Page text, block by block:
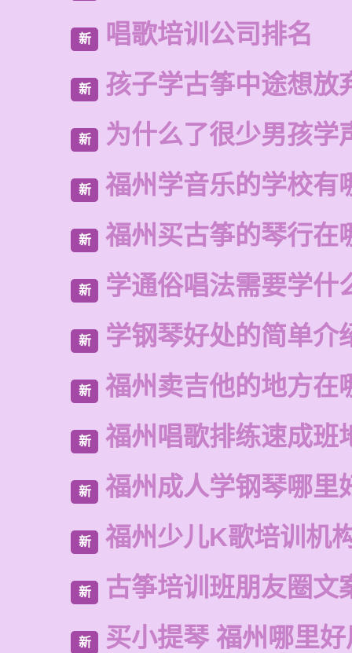
新 唱歌培训公司排名
新 孩子学古筝中途想放
新 为什么了很少男孩学
新 福州学音乐的学校有
新 福州买古筝的琴行在
新 学通俗唱法需要学什
新 学钢琴好处的简单介
新 福州卖吉他的地方在
新 福州唱歌排练速成班
新 福州成人学钢琴哪里
新 福州少儿K歌培训机
新 古筝培训班朋友圈文
新 买小提琴 福州哪里